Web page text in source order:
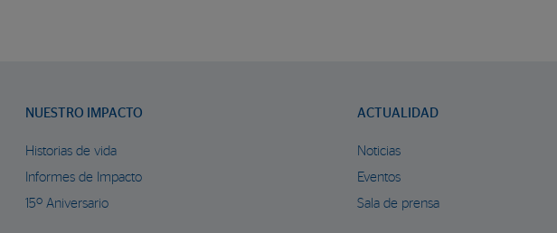
NUESTRO IMPACTO
Historias de vida
Informes de Impacto
15º Aniversario
ACTUALIDAD
Noticias
Eventos
Sala de prensa